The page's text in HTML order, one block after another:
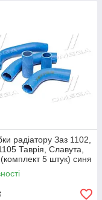
радіатору Заз 1102,
Таврія, Славута,
5 штук) синя
Біла Церква,